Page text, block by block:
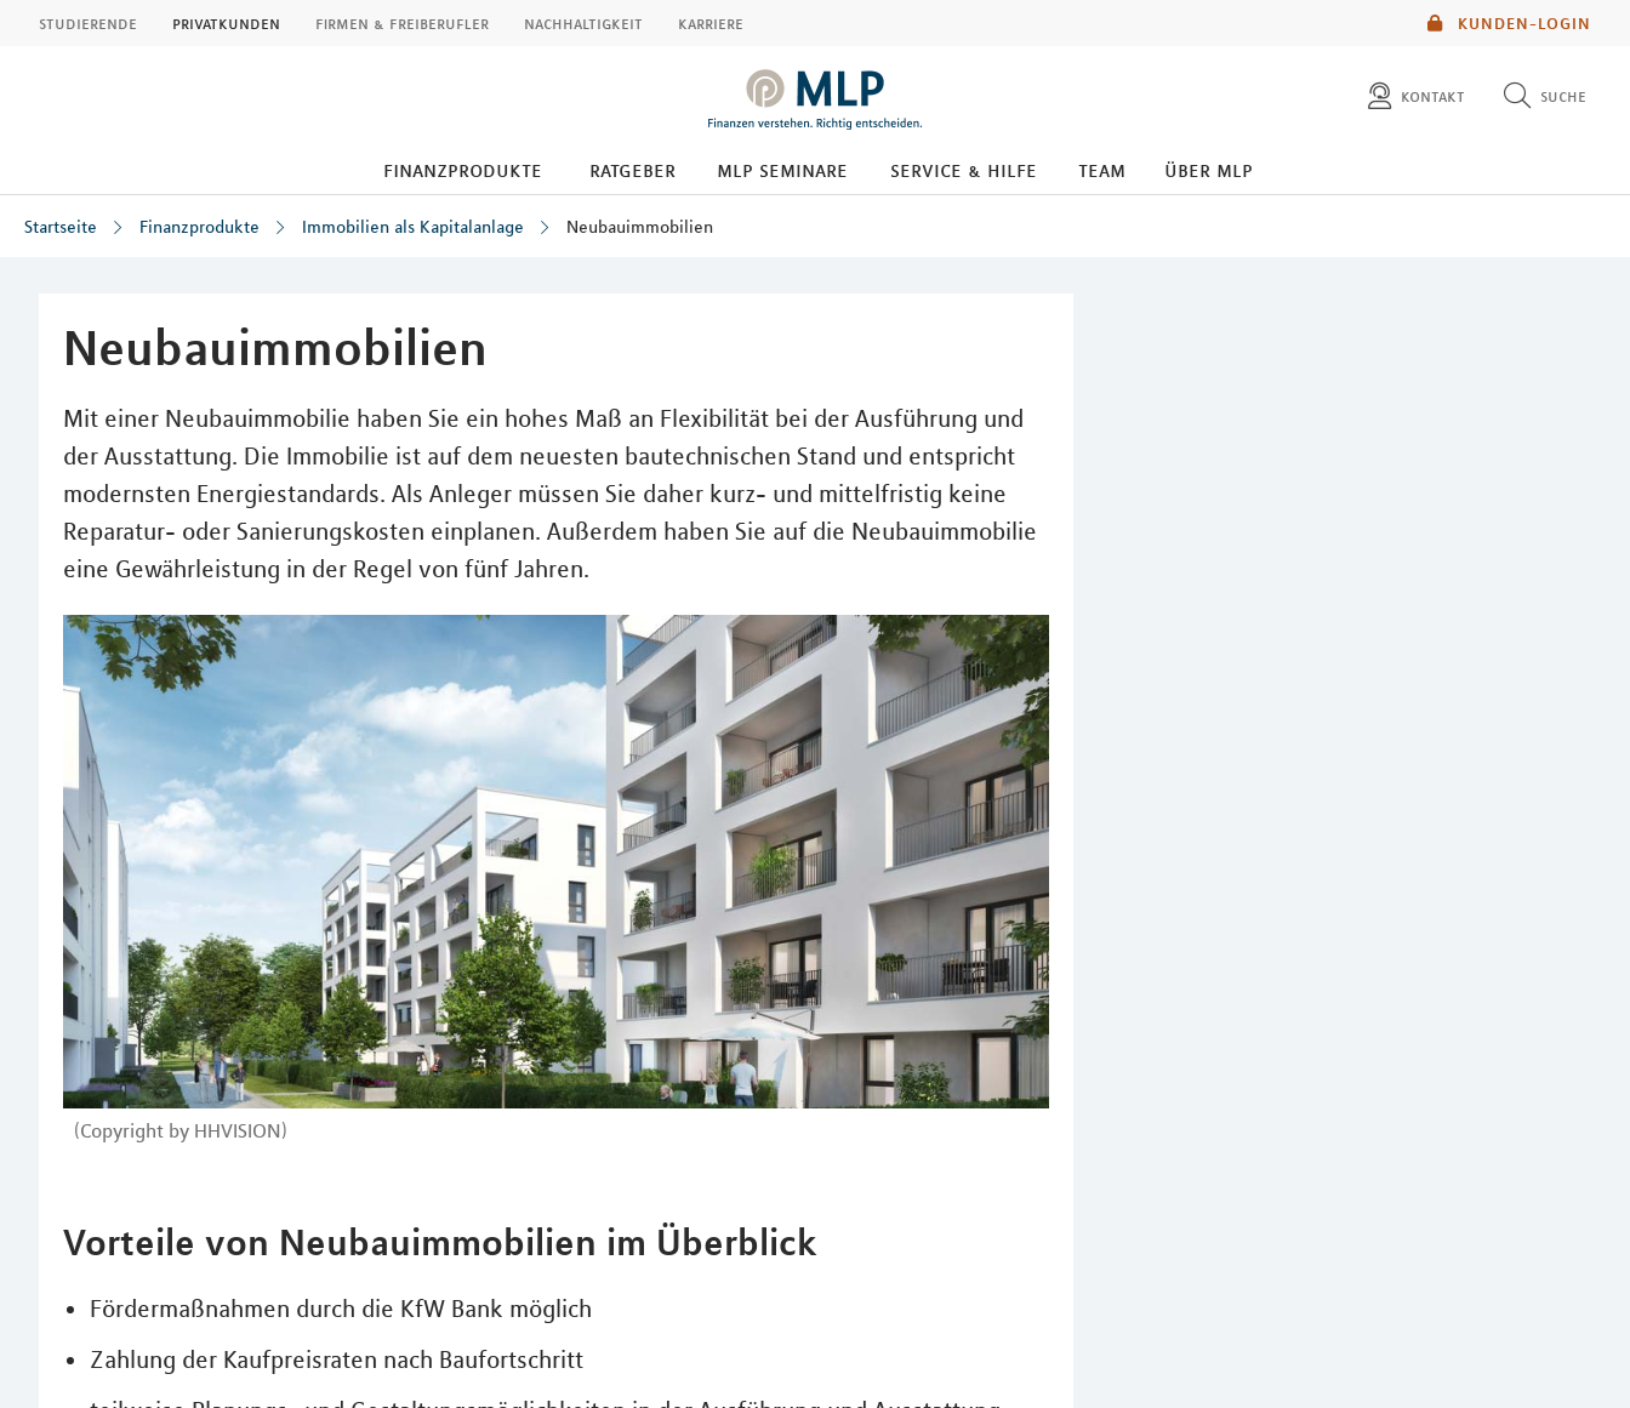
KUNDEN-LOGIN
studierende privatkunden firmen & freiberufler nachhaltigkeit karriere
kontakt suche
finanzprodukte ratgeber mlp seminare service & hilfe team über mlp
Startseite Finanzprodukte Immobilien als Kapitalanlage Neubauimmobilien
Neubauimmobilien
Mit einer Neubauimmobilie haben Sie ein hohes Maß an Flexibilität bei der Ausführung und
der Ausstattung. Die Immobilie ist auf dem neuesten bautechnischen Stand und entspricht
modernsten Energiestandards. Als Anleger müssen Sie daher kurz- und mittelfristig keine
Reparatur- oder Sanierungskosten einplanen. Außerdem haben Sie auf die Neubauimmobilie
eine Gewährleistung in der Regel von fünf Jahren.
(Copyright by HHVISION)
Vorteile von Neubauimmobilien im Überblick
Fördermaßnahmen durch die KfW Bank möglich
Zahlung der Kaufpreisraten nach Baufortschritt